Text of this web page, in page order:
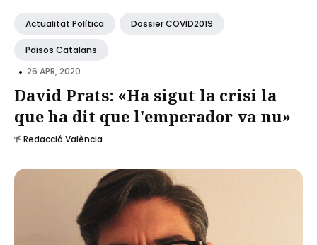
Actualitat Política Dossier COVID2019
Països Catalans
• 26 APR, 2020
David Prats: «Ha sigut la crisi la
que ha dit que l'emperador va nu»
Redacció València